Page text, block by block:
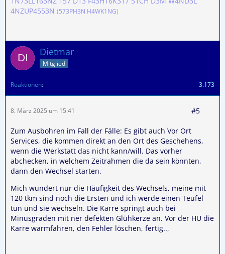
4NZUP4553N (573PH3N H4WK1NG)
Dietmar
Mitglied
Reaktionen 3.173
8. März 2025 um 15:41 #5
Zum Ausbohren im Fall der Fälle: Es gibt auch Vor Ort
Services, die kommen direkt an den Ort des Geschehens,
wenn die Werkstatt das nicht kann/will. Das vorher
abchecken, in welchem Zeitrahmen die da sein könnten,
dann den Wechsel starten.
Mich wundert nur die Häufigkeit des Wechsels, meine mit
120 tkm sind noch die Ersten und ich werde einen Teufel
tun und sie wechseln. Die Karre springt auch bei
Minusgraden mit ner defekten Glühkerze an. Vor der HU die
Karre warmfahren, den Fehler löschen, fertig..,